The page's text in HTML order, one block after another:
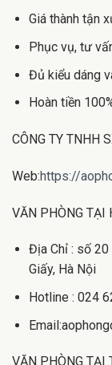
Giá thành tận
Phục vụ, tư
Đủ kiểu dáng
Hoàn tiền
CÔNG TY TNHH
Web:https://
VĂN PHÒNG TẠI
Địa Chỉ : số 20
Giấy, Hà Nội
Hotline : 024
VĂN PHÒNG TẠI